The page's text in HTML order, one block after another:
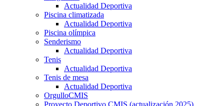
Actualidad Deportiva
Piscina climatizada
Actualidad Deportiva
Piscina olímpica
Senderismo
Actualidad Deportiva
Tenis
Actualidad Deportiva
Tenis de mesa
Actualidad Deportiva
OrgulloCMIS
Proyecto Deportivo CMIS (actualización 2025)